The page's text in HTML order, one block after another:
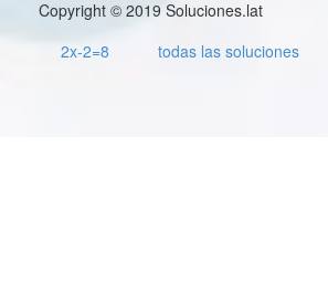
Copyright © 2019 Soluciones.lat
2x-2=8
todas las soluciones